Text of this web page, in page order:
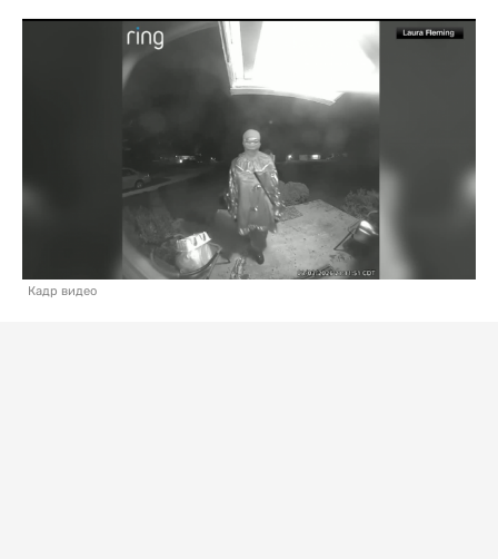
Кадр видео